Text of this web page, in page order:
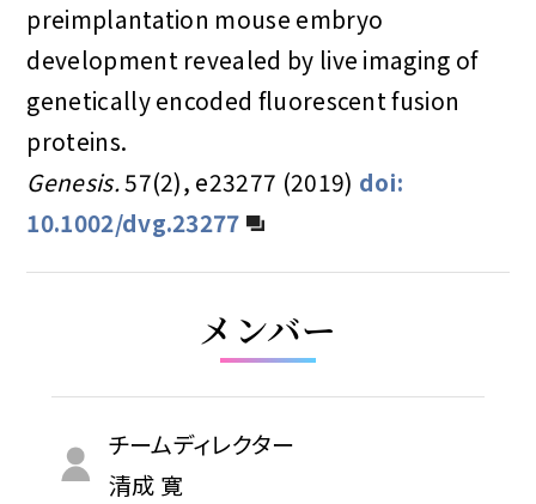
preimplantation mouse embryo
development revealed by live imaging of
genetically encoded fluorescent fusion
proteins.
Genesis.57(2), e23277 (2019) doi:
10.1002/dvg.23277
メンバー
清成 寛
チームディレクター